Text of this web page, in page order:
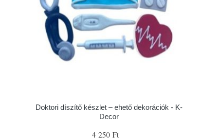
Doktori díszítő készlet – ehető dekorációk - K-
Decor
4 250 Ft